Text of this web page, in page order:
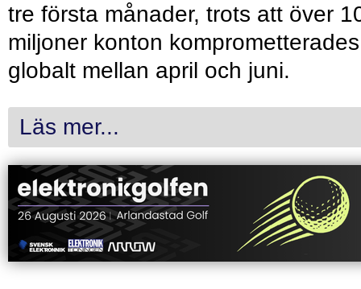
tre första månader, trots att över
miljoner konton komprometterades
globalt mellan april och juni.
Läs mer...